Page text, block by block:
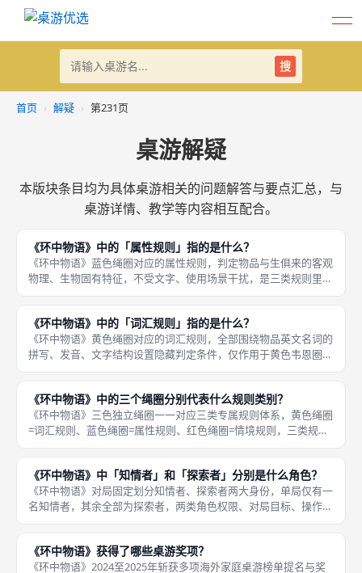
搜
首页 › 解疑 › 第231页
桌游解疑
本版块条目均为具体桌游相关的问题解答与要点汇总，与
桌游详情、教学等内容相互配合。
《环中物语》中的「属性规则」指的是什么？
《环中物语》蓝色绳圈对应的属性规则，判定物品与生俱来的客观
物理、生物固有特征，不受文字、使用场景干扰，是三类规则里最
直观、低门槛易推理的类别，全年龄段玩家都能快速通过桌面线索
归纳规律，一星至三星梯度仅区分特征抽象程度，无文字认读门
槛。一星简
《环中物语》中的「词汇规则」指的是什么？
《环中物语》黄色绳圈对应的词汇规则，全部围绕物品英文名词的
拼写、发音、文字结构设置隐藏判定条件，仅作用于黄色韦恩圈区
域归类，规则卡分一星简易、二星中等、三星高难三个梯度，梯度
越高拼写逻辑越复杂。三星高难词汇规则逻辑抽象复杂，包含词
根、特殊拼
《环中物语》中的三个绳圈分别代表什么规则类别？
《环中物语》三色独立绳圈一一对应三类专属规则体系，黄色绳圈
=词汇规则、蓝色绳圈=属性规则、红色绳圈=情境规则，三类规则
逻辑完全独立互不重叠，每张规则卡仅归属单一绳圈，物品卡牌放
置区域由同时满足的规则数量决定，构成三重韦恩图完整集合逻
辑。蓝色
《环中物语》中「知情者」和「探索者」分别是什么角色？
《环中物语》对局固定划分知情者、探索者两大身份，单局仅有一
名知情者，其余全部为探索者，两类角色权限、对局目标、操作行
为完全独立，构成完整推理博弈闭环。探索者为对局推理竞速主
体，开局每人固定领取五张物品手牌，核心操作是每轮选取一张卡
牌放置至韦
《环中物语》获得了哪些桌游奖项？
《环中物语》2024至2025年斩获多项海外家庭桌游榜单提名与奖